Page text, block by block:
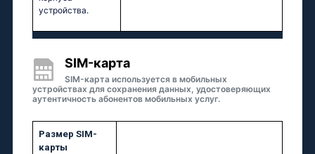
устройства.
SIM-карта
SIM-карта используется в мобильных
устройствах для сохранения данных, удостоверяющих
аутентичность абонентов мобильных услуг.
Размер SIM-
карты